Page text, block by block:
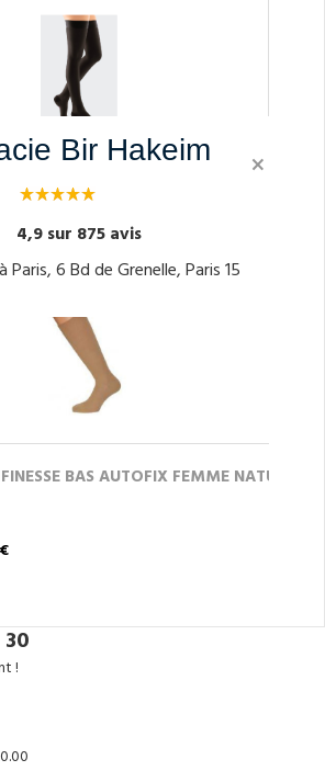
×
Bir Hakeim
4,9 sur 875 avis
Paris, 6 Bd de Grenelle, Paris 15
20 Bas cuisse auto-fixant ca
BAS AUTOFIX FEMME NATU
!